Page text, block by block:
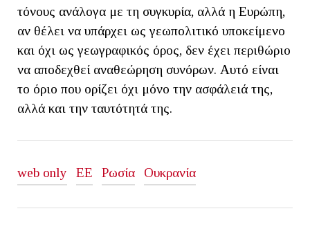
τόνους ανάλογα με τη συγκυρία, αλλά η Ευρώπη,
αν θέλει να υπάρχει ως γεωπολιτικό υποκείμενο
και όχι ως γεωγραφικός όρος, δεν έχει περιθώριο
να αποδεχθεί αναθεώρηση συνόρων. Αυτό είναι
το όριο που ορίζει όχι μόνο την ασφάλειά της,
αλλά και την ταυτότητά της.
web only ΕΕ Ρωσία Ουκρανία